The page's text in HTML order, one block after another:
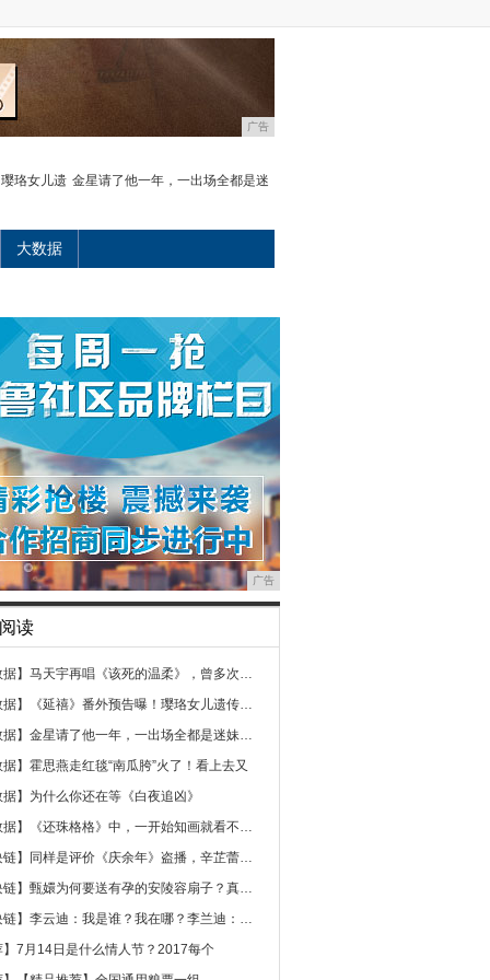
广告
珞女儿遗 金星请了他一年，一出场全都是迷
大数据
广告
读
】 马天宇再唱《该死的温柔》，曾多次阻止
】
《延禧》番外预告曝！璎珞女儿遗传爆脾
】 金星请了他一年，一出场全都是迷妹，大
】 霍思燕走红毯“南瓜胯”火了！看上去又
】 为什么你还在等《白夜追凶》
】
《还珠格格》中，一开始知画就看不起小
】
同样是评价《庆余年》盗播，辛芷蕾被全
】 甄嬛为何要送有孕的安陵容扇子？真是不
】 李云迪：我是谁？我在哪？李兰迪：有事
7月14日是什么情人节？2017每个